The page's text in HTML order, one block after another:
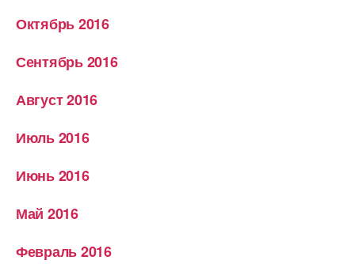
Октябрь 2016
Сентябрь 2016
Август 2016
Июль 2016
Июнь 2016
Май 2016
Февраль 2016